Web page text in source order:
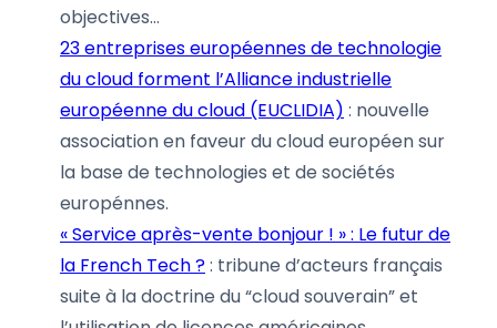
objectives…
23 entreprises européennes de technologie
du cloud forment l’Alliance industrielle
européenne du cloud (EUCLIDIA) : nouvelle
association en faveur du cloud européen sur
la base de technologies et de sociétés
europénnes.
« Service après-vente bonjour ! » : Le futur de
la French Tech ?: tribune d’acteurs français
suite à la doctrine du “cloud souverain” et